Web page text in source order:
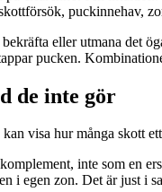
puckinnehav,
eller utmana det
pucken.
de inte gör
visa hur många skott
inte som en
i egen zon. Det är just i